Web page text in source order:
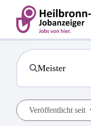
Veröffentlicht seit